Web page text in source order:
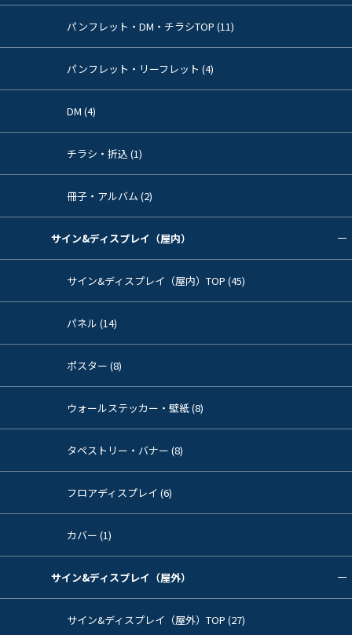
パンフレット・DM・チラシTOP (11)
パンフレット・リーフレット (4)
DM (4)
チラシ・折込 (1)
冊子・アルバム (2)
サイン&ディスプレイ（屋内）
サイン&ディスプレイ（屋内）TOP (45)
パネル (14)
ポスター (8)
ウォールステッカー・壁紙 (8)
タペストリー・バナー (8)
フロアディスプレイ (6)
カバー (1)
サイン&ディスプレイ（屋外）
サイン&ディスプレイ（屋外）TOP (27)